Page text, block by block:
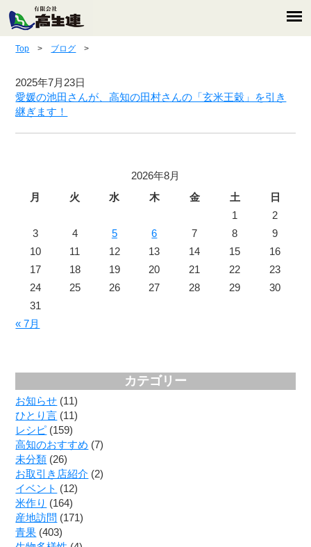
Top > ブログ >
2025年7月23日
愛媛の池田さんが、高知の田村さんの「玄米王穀」を引き
継ぎます！
2026年8月
月
火 水 木 金 土
日
1
2
3
4 5 6 7 8
9
10
11 12 13 14 15
16
17
18 19 20 21 22
23
24
25 26 27 28 29
30
31
« 7月
カテゴリー
お知らせ (11)
ひとり言 (11)
レシピ (159)
高知のおすすめ (7)
未分類 (26)
お取引き店紹介 (2)
イベント (12)
米作り (164)
産地訪問 (171)
青果 (403)